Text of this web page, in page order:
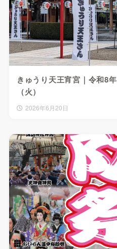
きゅうり天王宵宮｜令和8
（火）
2026年6月20日